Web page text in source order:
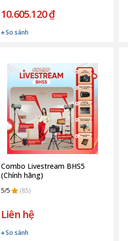
10.605.120 ₫
So sánh
Combo Livestream BHS5
(Chính hãng)
5/5 (85)
Liên hệ
So sánh